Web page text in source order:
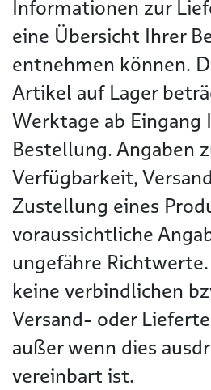
Informationen zur
eine Übersicht Ihrer
entnehmen können.
Artikel auf Lager
Werktage ab Eingang
Bestellung. Angaben
Verfügbarkeit,
Zustellung eines
voraussichtliche
ungefähre
keine verbindlichen
Versand- oder
außer wenn dies
vereinbart ist.